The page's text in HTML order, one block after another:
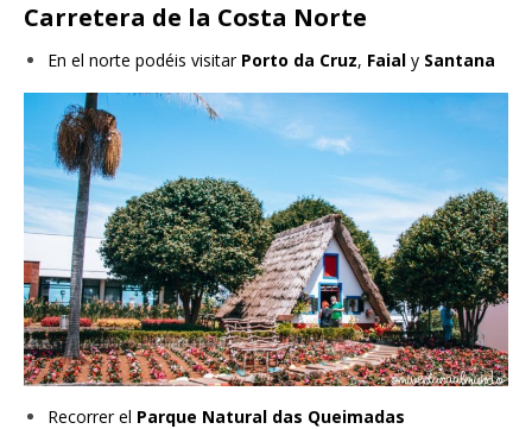
Carretera de la Costa Norte
En el norte podéis visitar Porto da Cruz, Faial y Santana
Recorrer el Parque Natural das Queimadas